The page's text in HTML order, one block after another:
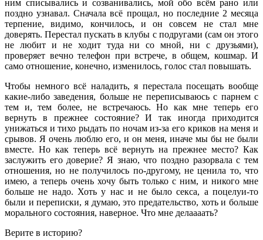
ним списывались и созванивались, мой обо всём рано или
поздно узнавал. Сначала всё прощал, но последние 2 месяца
терпение, видимо, кончилось, и он совсем не стал мне
доверять. Перестал пускать в клубы с подругами (сам он этого
не любит и не ходит туда ни со мной, ни с друзьями),
проверяет вечно телефон при встрече, в общем, кошмар. И
само отношение, конечно, изменилось, голос стал повышать.
Чтобы немного всё наладить, я перестала посещать вообще
какие-либо заведения, больше не переписываюсь с парнем с
тем и, тем более, не встречаюсь. Но как мне теперь его
вернуть в прежнее состояние? И так иногда приходится
унижаться и тихо рыдать по ночам из-за его криков на меня и
срывов. Я очень люблю его, и он меня, иначе мы бы не были
вместе. Но как теперь всё вернуть на прежнее место? Как
заслужить его доверие? Я знаю, что поздно разорвала с тем
отношения, но не получилось по-другому, не ценила то, что
имею, а теперь очень хочу быть только с ним, и никого мне
больше не надо. Хоть у нас и не было секса, а поцелуи-то
были и переписки, я думаю, это предательство, хоть и больше
морального состояния, наверное. Что мне делаааать?
Верите в историю?